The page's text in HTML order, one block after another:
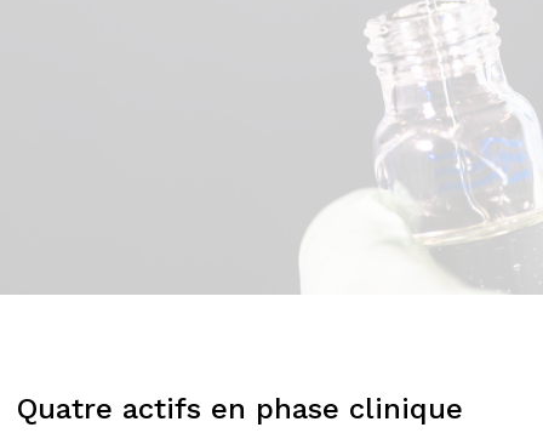
Quatre actifs en phase clinique